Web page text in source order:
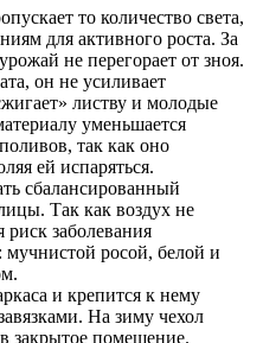
то количество света,
для активного роста. За
не перегорает от зноя.
он не усиливает
листву и молодые
уменьшается
так как оно
ей испаряться.
сбалансированный
Так как воздух не
риск заболевания
росой, белой и
и крепится к нему
На зиму чехол
закрытое помещение.